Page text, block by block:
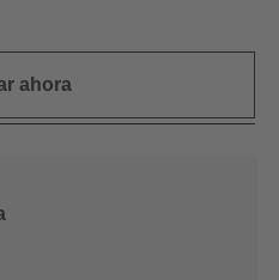
ahora